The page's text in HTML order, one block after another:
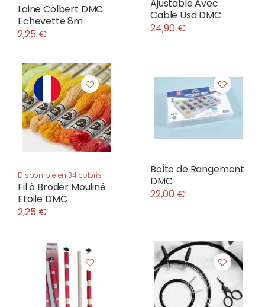
Laine Colbert DMC
Echevette 8m
2,25 €
Ajustable Avec
Cable Usd DMC
24,90 €
Disponible en 34 coloris
Fil à Broder Mouliné
Etoile DMC
2,25 €
BoÎte de Rangement
DMC
22,00 €